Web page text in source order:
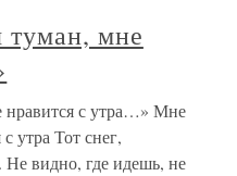
туман, мне
нравится с утра…» Мне
утра Тот снег,
видно, где идешь, не